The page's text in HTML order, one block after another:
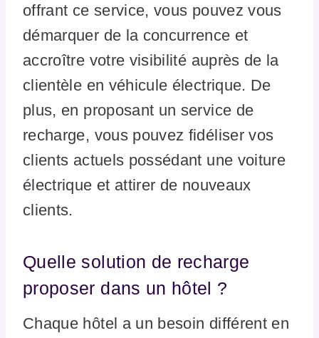
offrant ce service, vous pouvez vous
démarquer de la concurrence et
accroître votre visibilité auprès de la
clientèle en véhicule électrique. De
plus, en proposant un service de
recharge, vous pouvez fidéliser vos
clients actuels possédant une voiture
électrique et attirer de nouveaux
clients.
Quelle solution de recharge
proposer dans un hôtel ?
Chaque hôtel a un besoin différent en